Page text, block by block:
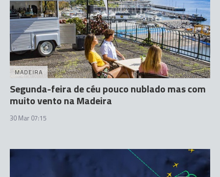
MADEIRA
Segunda-feira de céu pouco nublado mas com
muito vento na Madeira
30 Mar 07:15